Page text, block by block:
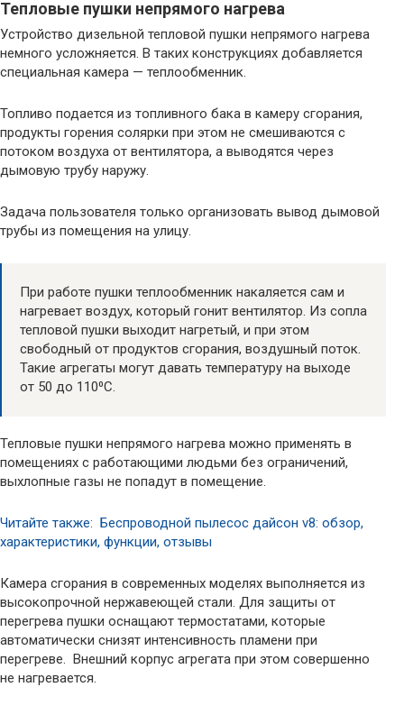
Тепловые пушки непрямого нагрева
Устройство дизельной тепловой пушки непрямого нагрева
немного усложняется. В таких конструкциях добавляется
специальная камера — теплообменник.
Топливо подается из топливного бака в камеру сгорания,
продукты горения солярки при этом не смешиваются с
потоком воздуха от вентилятора, а выводятся через
дымовую трубу наружу.
Задача пользователя только организовать вывод дымовой
трубы из помещения на улицу.
При работе пушки теплообменник накаляется сам и
нагревает воздух, который гонит вентилятор. Из сопла
тепловой пушки выходит нагретый, и при этом
свободный от продуктов сгорания, воздушный поток.
Такие агрегаты могут давать температуру на выходе
от 50 до 110⁰С.
Тепловые пушки непрямого нагрева можно применять в
помещениях с работающими людьми без ограничений,
выхлопные газы не попадут в помещение.
Читайте также: Беспроводной пылесос дайсон v8: обзор,
характеристики, функции, отзывы
Камера сгорания в современных моделях выполняется из
высокопрочной нержавеющей стали. Для защиты от
перегрева пушки оснащают термостатами, которые
автоматически снизят интенсивность пламени при
перегреве. Внешний корпус агрегата при этом совершенно
не нагревается.